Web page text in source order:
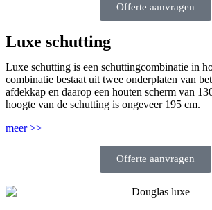
Offerte aanvragen
Luxe schutting
Luxe schutting is een schuttingcombinatie in
combinatie bestaat uit twee onderplaten van
afdekkap en daarop een houten scherm van
hoogte van de schutting is ongeveer 195 cm.
meer >>
Offerte aanvragen